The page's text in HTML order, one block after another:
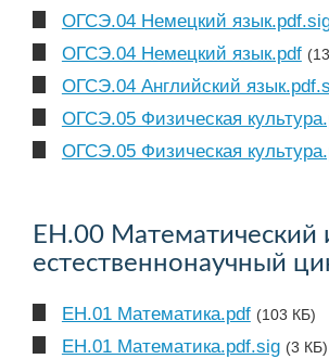
ОГСЭ.04 Немецкий
ОГСЭ.04 Немецкий язык.pdf
ОГСЭ.04 Английский
ОГСЭ.05 Физическая
ОГСЭ.05 Физическая
ЕН.00
естественнонаучный
ЕН.01 Математика.pdf (103 КБ)
ЕН.01 Математика.pdf.sig (3 КБ)